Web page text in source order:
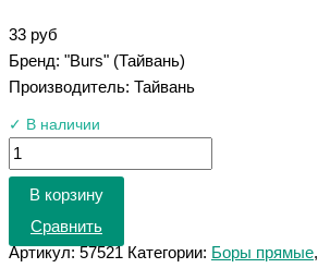
33 руб
Бренд: "Burs" (Тайвань)
Производитель: Тайвань
✓ В наличии
В корзину
Сравнить
Артикул:57521 Категории: Боры прямые,